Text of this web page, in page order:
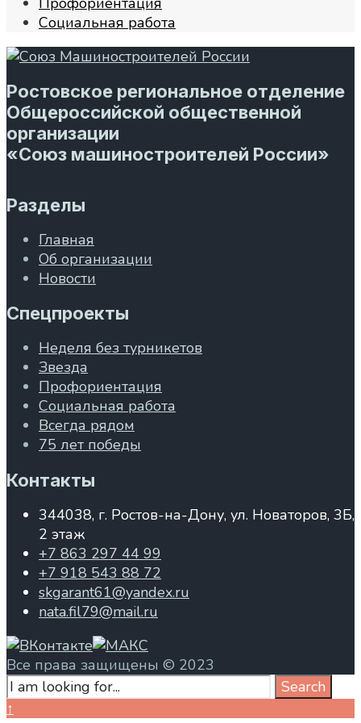
Социальная работа
Ростовское региональное отделение
Общероссийской общественной
организации
«Союз машиностроителей России»
Разделы
Главная
Об организации
Новости
Спецпроекты
Неделя без турникетов
Звезда
Профориентация
Социальная работа
Всегда рядом
75 лет победы
Контакты
344038, г. Ростов-на-Дону, ул. Новаторов, 3Б,
2 этаж
+7 863 297 44 99
+7 918 543 88 72
skgarant61@yandex.ru
nata.fil79@mail.ru
Все права защищены © 2023
Search
for:
Search
Close
↑